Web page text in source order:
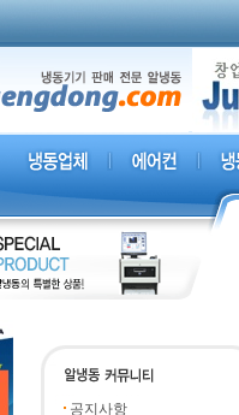
공지사항